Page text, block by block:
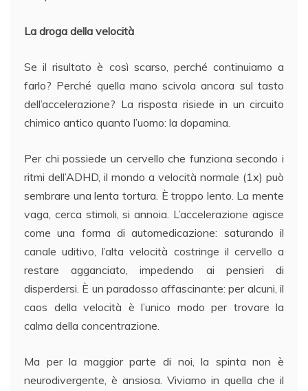
La droga della velocità
Se il risultato è così scarso, perché continuiamo a
farlo? Perché quella mano scivola ancora sul tasto
dell’accelerazione? La risposta risiede in un circuito
chimico antico quanto l’uomo: la dopamina.
Per chi possiede un cervello che funziona secondo i
ritmi dell’ADHD, il mondo a velocità normale (1x) può
sembrare una lenta tortura. È troppo lento. La mente
vaga, cerca stimoli, si annoia. L’accelerazione agisce
come una forma di automedicazione: saturando il
canale uditivo, l’alta velocità costringe il cervello a
restare agganciato, impedendo ai pensieri di
disperdersi. È un paradosso affascinante: per alcuni, il
caos della velocità è l’unico modo per trovare la
calma della concentrazione.
Ma per la maggior parte di noi, la spinta non è
neurodivergente, è ansiosa. Viviamo in quella che il